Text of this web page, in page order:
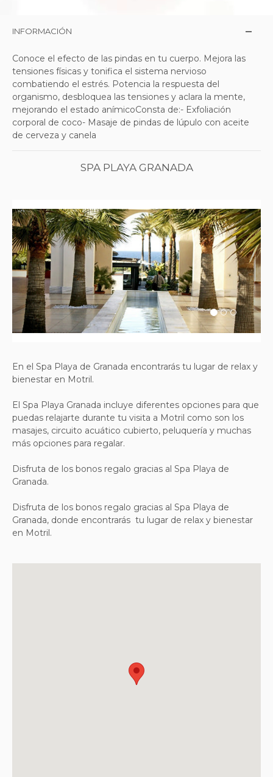
INFORMACIÓN
Conoce el efecto de las pindas en tu cuerpo. Mejora las
tensiones físicas y tonifica el sistema nervioso
combatiendo el estrés. Potencia la respuesta del
organismo, desbloquea las tensiones y aclara la mente,
mejorando el estado anímicoConsta de:- Exfoliación
corporal de coco- Masaje de pindas de lúpulo con aceite
de cerveza y canela
SPA PLAYA GRANADA
Previous Next
En el Spa Playa de Granada encontrarás tu lugar de relax y
bienestar en Motril.
El Spa Playa Granada incluye diferentes opciones para que
puedas relajarte durante tu visita a Motril como son los
masajes, circuito acuático cubierto, peluquería y muchas
más opciones para regalar.
Disfruta de los bonos regalo gracias al Spa Playa de
Granada.
Disfruta de los bonos regalo gracias al Spa Playa de
Granada, donde encontrarás tu lugar de relax y bienestar
en Motril.